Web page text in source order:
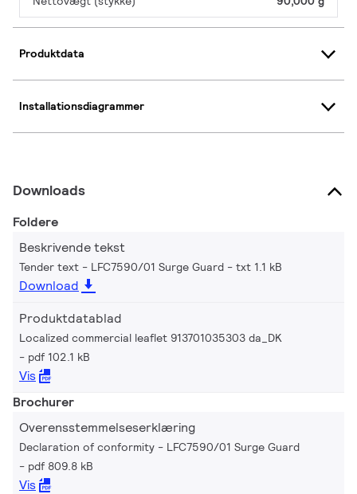
Produktdata
Installationsdiagrammer
Downloads
Foldere
Beskrivende tekst
Tender text - LFC7590/01 Surge Guard txt 1.1 kB
Download
Produktdatablad
Localized commercial leaflet 913701035303 da_DK
pdf 102.1 kB
Vis
Brochurer
Overensstemmelseserklæring
Declaration of conformity - LFC7590/01 Surge Guard
pdf 809.8 kB
Vis